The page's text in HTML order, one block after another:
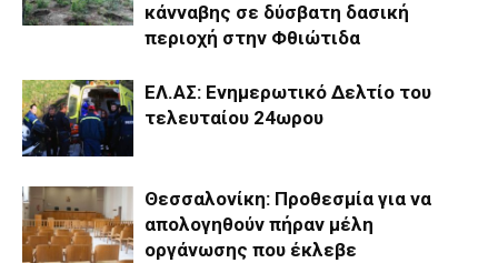
κάνναβης σε δύσβατη δασική
περιοχή στην Φθιώτιδα
ΕΛ.ΑΣ: Ενημερωτικό Δελτίο του
τελευταίου 24ωρου
Θεσσαλονίκη: Προθεσμία για να
απολογηθούν πήραν μέλη
οργάνωσης που έκλεβε